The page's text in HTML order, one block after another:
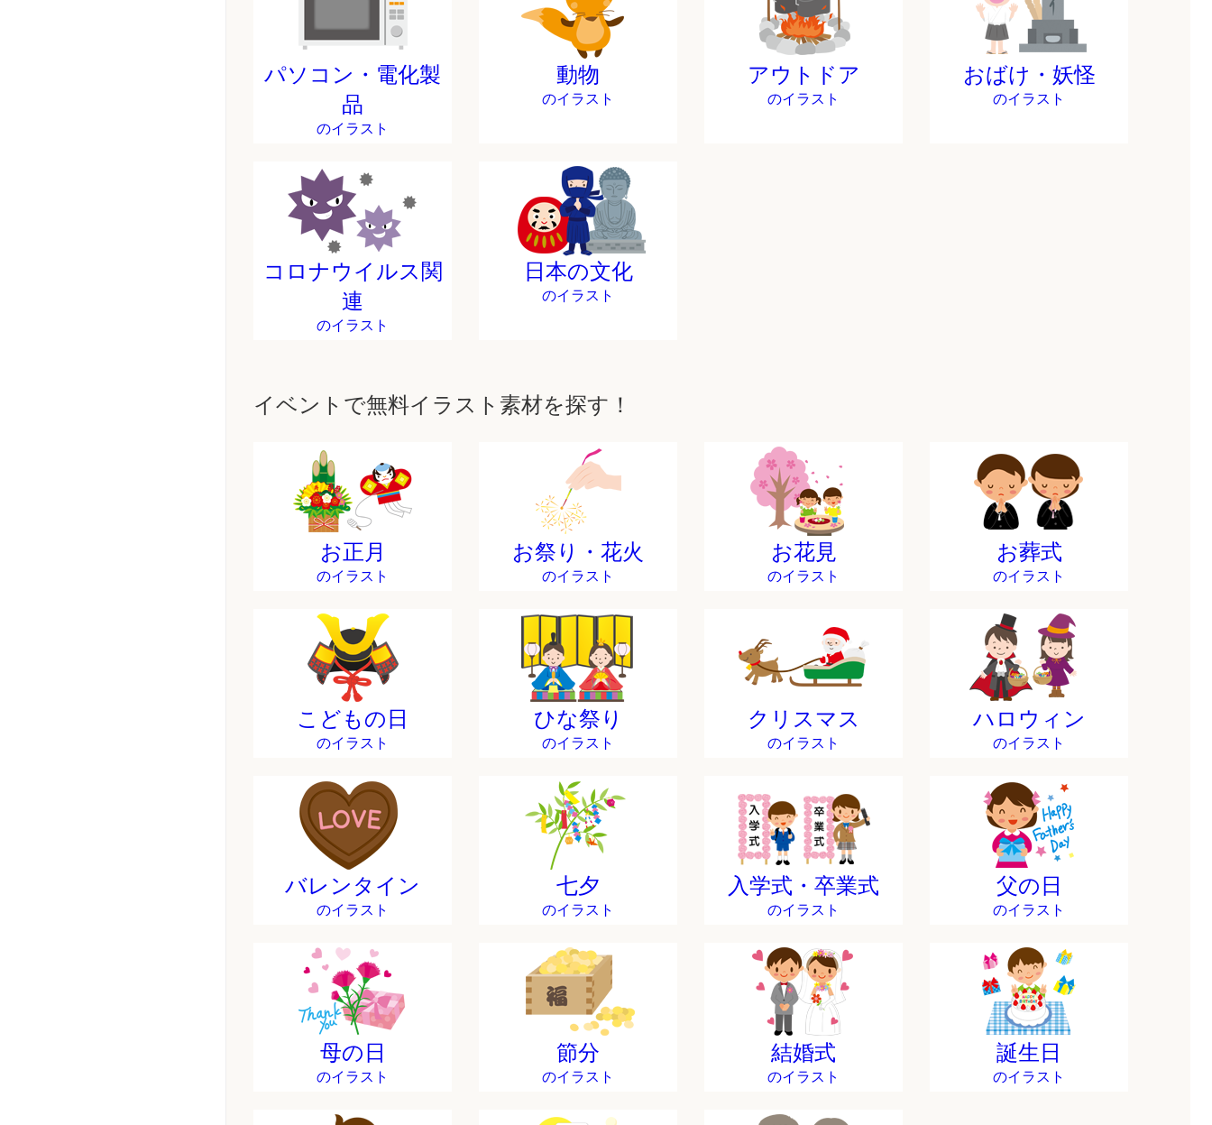
パソコン・電化製
品
のイラスト
動物
のイラスト
アウトドア
のイラスト
おばけ・妖怪
のイラスト
コロナウイルス関
連
のイラスト
日本の文化
のイラスト
イベントで無料イラスト素材を探す！
お正月
のイラスト
お祭り・花火
のイラスト
お花見
のイラスト
お葬式
のイラスト
こどもの日
のイラスト
ひな祭り
のイラスト
クリスマス
のイラスト
ハロウィン
のイラスト
バレンタイン
のイラスト
七夕
のイラスト
入学式・卒業式
のイラスト
父の日
のイラスト
母の日
のイラスト
節分
のイラスト
結婚式
のイラスト
誕生日
のイラスト